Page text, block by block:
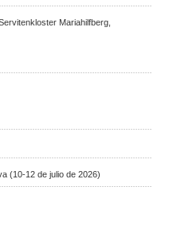
Mariahilfberg,
(10-12 de julio de 2026)